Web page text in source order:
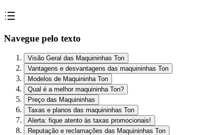
Navegue pelo texto
Visão Geral das Maquininhas Ton
Vantagens e desvantagens das maquininhas Ton
Modelos de Maquininha Ton
Qual é a melhor maquininha Ton?
Preço das Maquininhas
Taxas e planos das maquininhas Ton
Alerta: fique atento às taxas promocionais!
Reputação e reclamações das Maquininhas Ton